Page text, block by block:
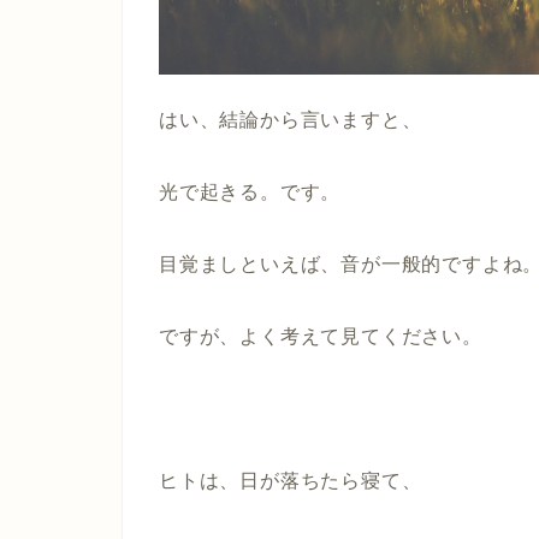
はい、結論から言いますと、
光で起きる。です。
目覚ましといえば、音が一般的ですよね
ですが、よく考えて見てください。
ヒトは、日が落ちたら寝て、